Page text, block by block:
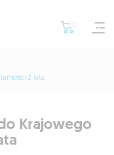
2 lata
Krajowego